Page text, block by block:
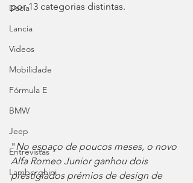
Dacia
Lancia
Videos
Mobilidade
Fórmula E
BMW
Jeep
Entrevistas
Lamborghini
por 13 categorias distintas.
"No espaço de poucos meses, o novo
Alfa Romeo Junior ganhou dois
prestigiados prémios de design de